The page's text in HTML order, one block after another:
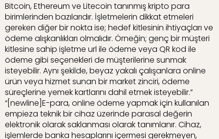
Bitcoin, Ethereum ve Litecoin tanınmış kripto para
birimlerinden bazılarıdır. İşletmelerin dikkat etmeleri
gereken diğer bir nokta ise; hedef kitlesinin ihtiyaçları ve
ödeme alışkanlıkları olmalıdır. Örneğin; genç bir müşteri
kitlesine sahip işletme url ile ödeme veya QR kod ile
ödeme gibi seçenekleri de müşterilerine sunmak
isteyebilir. Aynı şekilde, beyaz yakalı çalışanlara online
ürün veya hizmet sunan bir market zinciri, ödeme
süreçlerine yemek kartlarını dahil etmek isteyebilir.”
“[newline]E-para, online ödeme yapmak için kullanılan
empieza teknik bir cihaz üzerinde parasal değerin
elektronik olarak saklanması olarak tanımlanır. Cihaz,
işlemlerde banka hesaplarını içermesi gerekmeyen,